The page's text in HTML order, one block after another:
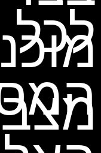
לכל
מצב